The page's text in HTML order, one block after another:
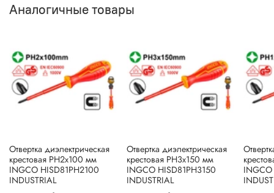
Аналогичные товары
Отвертка диэлектрическая
крестовая PH2x100 мм
INGCO HISD81PH2100
INDUSTRIAL
Отвертка диэлектрическая
крестовая PH3x150 мм
INGCO HISD81PH3150
INDUSTRIAL
INGCO